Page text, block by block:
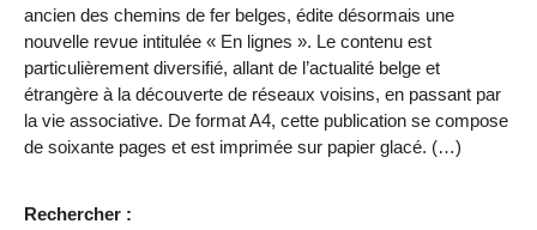
ancien des chemins de fer belges, édite désormais une
nouvelle revue intitulée « En lignes ». Le contenu est
particulièrement diversifié, allant de l’actualité belge et
étrangère à la découverte de réseaux voisins, en passant par
la vie associative. De format A4, cette publication se compose
de soixante pages et est imprimée sur papier glacé. (…)
Rechercher :